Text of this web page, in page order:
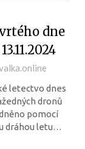
dne
letectvo dnes
dronů
pomocí
dráhou letu…